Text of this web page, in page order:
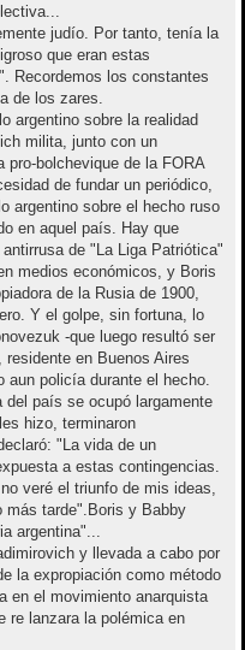
judío. Por tanto, tenía la
que eran estas
Recordemos los constantes
de los zares.
argentino sobre la realidad
milita, junto con un
bolchevique de la FORA
de fundar un periódico,
argentino sobre el hecho ruso
en aquel país. Hay que
de "La Liga Patriótica"
medios económicos, y Boris
de la Rusia de 1900,
Y el golpe, sin fortuna, lo
-que luego resultó ser
en Buenos Aires
policía durante el hecho.
del país se ocupó largamente
hizo, terminaron
"La vida de un
a estas contingencias.
veré el triunfo de mis ideas,
más tarde".Boris y Babby
argentina"...
y llevada a cabo por
la expropiación como método
en el movimiento anarquista
re lanzara la polémica en